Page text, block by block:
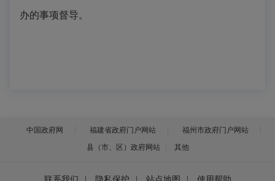
办的事项督导。
中国政府网 福建省政府门户网站
福州市政府门户网站
县（市、区）政府网站
其他